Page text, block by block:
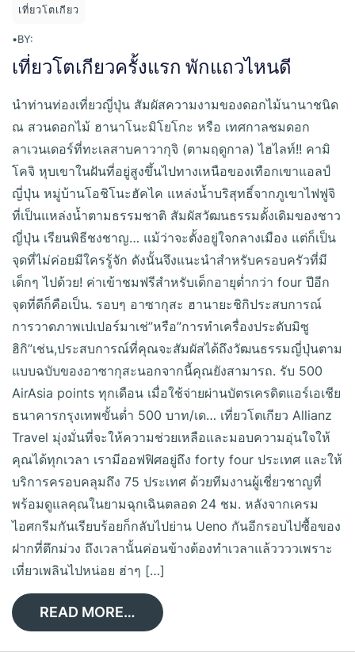
เที่ยวโตเกียว
•BY:
เที่ยวโตเกียวครั้งแรก พักแถวไหนดี
นำท่านท่องเที่ยวญี่ปุ่น สัมผัสความงามของดอกไม้นานาชนิด
ณ สวนดอกไม้ ฮานาโนะมิโยโกะ หรือ เทศกาลชมดอก
ลาเวนเดอร์ที่ทะเลสาบคาวากุจิ (ตามฤดูกาล) ไฮไลท์!! คามิ
โคจิ หุบเขาในฝันที่อยู่สูงขึ้นไปทางเหนือของเทือกเขาแอลป์
ญี่ปุ่น หมู่บ้านโอชิโนะฮัคไค แหล่งนํ้าบริสุทธิ์จากภูเขาไฟฟูจิ
ที่เป็นแหล่งนํ้าตามธรรมชาติ สัมผัสวัฒนธรรมดั้งเดิมของชาว
ญี่ปุ่น เรียนพิธีชงชาญ… แม้ว่าจะตั้งอยู่ใจกลางเมือง แต่ก็เป็น
จุดที่ไม่ค่อยมีใครรู้จัก ดังนั้นจึงแนะนำสำหรับครอบครัวที่มี
เด็กๆ ไปด้วย! ค่าเข้าชมฟรีสำหรับเด็กอายุต่ำกว่า four ปีอีก
จุดที่ดีก็คือเป็น. รอบๆ อาซากุสะ ฮานายะชิกิประสบการณ์
การวาดภาพเปเปอร์มาเช่”หรือ”การทำเครื่องประดับมิซู
ฮิกิ”เช่น,ประสบการณ์ที่คุณจะสัมผัสได้ถึงวัฒนธรรมญี่ปุ่นตาม
แบบฉบับของอาซากุสะนอกจากนี้คุณยังสามารถ. รับ 500
AirAsia points ทุกเดือน เมื่อใช้จ่ายผ่านบัตรเครดิตแอร์เอเชีย
ธนาคารกรุงเทพขั้นต่ำ 500 บาท/เด… เที่ยวโตเกียว Allianz
Travel มุ่งมั่นที่จะให้ความช่วยเหลือและมอบความอุ่นใจให้
คุณได้ทุกเวลา เรามีออฟฟิศอยู่ถึง forty four ประเทศ และให้
บริการครอบคลุมถึง 75 ประเทศ ด้วยทีมงานผู้เชี่ยวชาญที่
พร้อมดูแลคุณในยามฉุกเฉินตลอด 24 ชม. หลังจากเครม
ไอศกรีมกันเรียบร้อยก็กลับไปย่าน Ueno กันอีกรอบไปซื้อของ
ฝากที่ตึกม่วง ถึงเวลานั้นค่อนข้างต้องทำเวลาแล้ววววเพราะ
เที่ยวเพลินไปหน่อย ฮ่าๆ […]
READ MORE…